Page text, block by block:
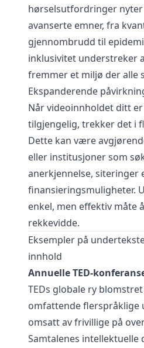
hørselsutfordringer nyter
avanserte emner, fra
gjennombrudd til
inklusivitet understreker
fremmer et miljø der alle
Ekspanderende
Når videoinnholdet ditt
tilgjengelig, trekker det i
Dette kan være
eller institusjoner som
anerkjennelse, siteringer
finansieringsmuligheter.
enkel, men effektiv måte å
rekkevidde.
Eksempler på
innhold
Annuelle TED-
TEDs globale ry
omfattende
omsatt av frivillige på
Samtalenes intellektuelle